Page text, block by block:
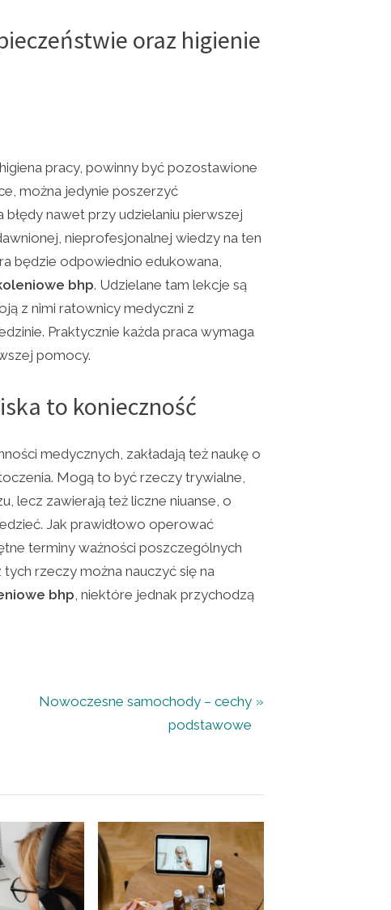
oraz higienie
pracy, powinny być pozostawione
można jedynie poszerzyć
nawet przy udzielaniu pierwszej
nieprofesjonalnej wiedzy na ten
będzie odpowiednio edukowana,
bhp. Udzielane tam lekcje są
z nimi ratownicy medyczni z
Praktycznie każda praca wymaga
pomocy.
to konieczność
medycznych, zakładają też naukę o
Mogą to być rzeczy trywialne,
lecz zawierają też liczne niuanse, o
Jak prawidłowo operować
terminy ważności poszczególnych
rzeczy można nauczyć się na
bhp, niektóre jednak przychodzą
N
P
s
t
:
Nowoczesne samochody – cechy
podstawowe